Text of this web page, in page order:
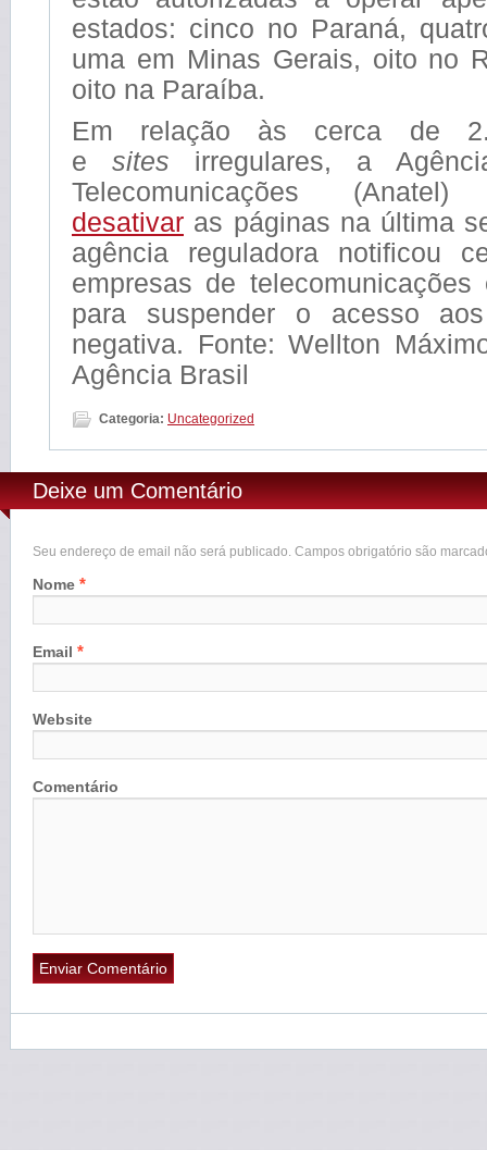
estados: cinco no Paraná,
uma em Minas Gerais, oito no
oito na Paraíba.
Em relação às cerca de
e sites irregulares, a
Telecomunicações
desativar as páginas na última
agência reguladora notificou
empresas de
para suspender o acesso
negativa. Fonte: Wellton
Agência Brasil
Categoria: Uncategorized
Deixe um Comentário
Seu endereço de email não será publicado. Campos obrigatório são
Nome *
Email *
Website
Comentário